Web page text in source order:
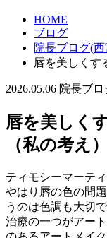
HOME
ブログ
院長ブログ(西
唇を美しく
2026.05.06 院長ブロ
唇を美しく
（私の考え）
ティモシーマーテ
やはり唇の色の問
うのは色調も大切
治療の一つがアー